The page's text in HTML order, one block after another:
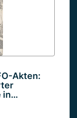
Akten:
in…